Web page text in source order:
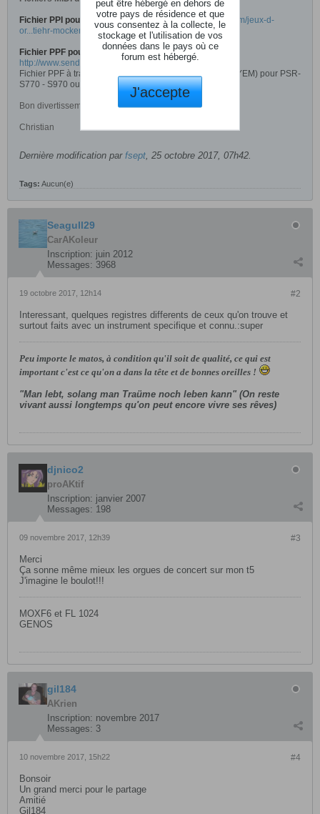
Fichier PPI pour PSR-S770, : http://www.jeuxdorgues.com/jeux-d-
or...tiehr-mockers/
Fichier PPF pour PSR-S770 - S970 - Tyros 5 :
http://www.sendspace.com/file/e9oe79
Fichier PPF à traiter avec Yamaha Expansion Manager (YEM) pour PSR-
S770 - S970 ou Tyros 5
Bon divertissement
Christian
Dernière modification par fsept, 25 octobre 2017, 07h42.
Tags: Aucun(e)
Seagull29
CarAKoleur
Inscription: juin 2012
Messages: 3968
#2
19 octobre 2017, 12h14
Interessant, quelques registres differents de ceux qu'on trouve et
surtout faits avec un instrument specifique et connu.:super
Peu importe le matos, à condition qu'il soit de qualité, ce qui est
important c'est ce qu'on a dans la tête et de bonnes oreilles !
"Man lebt, solang man Traüme noch leben kann" (On reste
vivant aussi longtemps qu'on peut encore vivre ses rêves)
djnico2
proAKtif
Inscription: janvier 2007
Messages: 198
#3
09 novembre 2017, 12h39
Merci
Ça sonne même mieux les orgues de concert sur mon t5
J'imagine le boulot!!!
MOXF6 et FL 1024
GENOS
gil184
AKrien
Inscription: novembre 2017
Messages: 3
#4
10 novembre 2017, 15h22
Bonsoir
Un grand merci pour le partage
Amitié
Gil184
peut être hébergé en dehors de
votre pays de résidence et que
vous consentez à la collecte, le
stockage et l'utilisation de vos
données dans le pays où ce
forum est hébergé.
J'accepte